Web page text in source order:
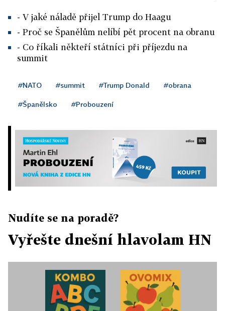
- V jaké náladě přijel Trump do Haagu
- Proč se Španělům nelíbí pět procent na obranu
- Co říkali někteří státníci při příjezdu na
summit
#NATO #summit #Trump Donald #obrana
#Španělsko #Probouzení
Nudíte se na poradě?
Vyřešte dnešní hlavolam HN